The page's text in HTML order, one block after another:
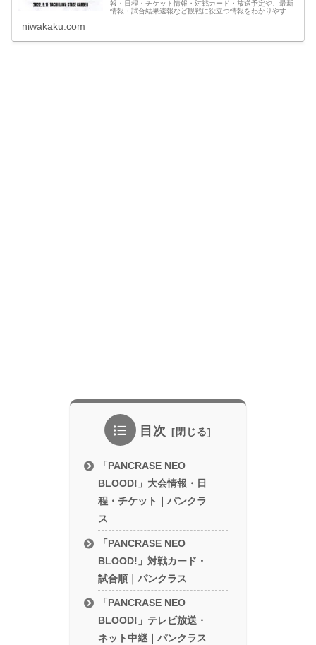
報・日程・チケット情報・対戦カード・放送予定や、最新
情報・試合結果速報など観戦に役立つ情報をわかりやすく
niwakaku.com
目次
「PANCRASE NEO
BLOOD!」大会情報・日
程・チケット｜パンクラ
ス
「PANCRASE NEO
BLOOD!」対戦カード・
試合順｜パンクラス
「PANCRASE NEO
BLOOD!」テレビ放送・
ネット中継｜パンクラス